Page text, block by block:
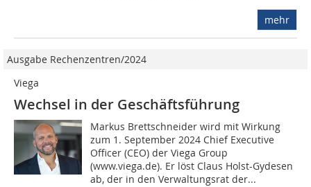
mehr
Ausgabe Rechenzentren/2024
Viega
Wechsel in der Geschäftsführung
Markus Brettschneider wird mit Wirkung
zum 1. September 2024 Chief Executive
Officer (CEO) der Viega Group
(www.viega.de). Er löst Claus Holst-Gydesen
ab, der in den Verwaltungsrat der...